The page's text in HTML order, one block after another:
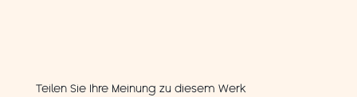
Teilen Sie Ihre Meinung zu diesem Werk